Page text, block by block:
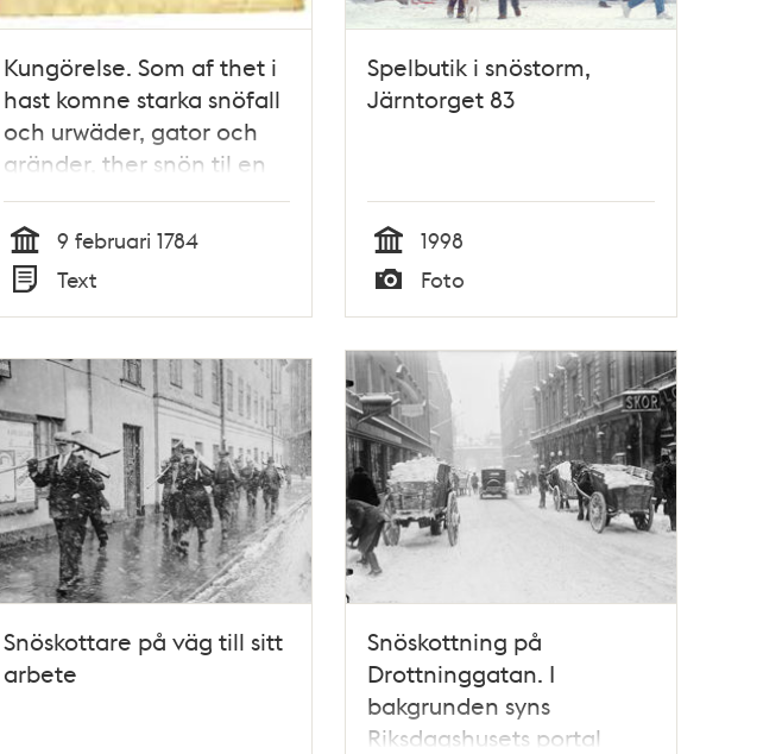
Kungörelse. Som af thet i
hast komne starka snöfall
och urwäder, gator och
gränder, ther snön til en
myckenhet samlat sig ...
Stockholm then 9
februarii 1784.
Tid
9 februari 1784
Typ
Text
Spelbutik i snöstorm,
Järntorget 83
Tid
1998
Typ
Foto
Snöskottare på väg till sitt
arbete
Snöskottning på
Drottninggatan. I
bakgrunden syns
Riksdagshusets portal